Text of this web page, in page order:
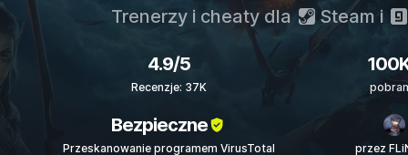
Trenerzy i cheaty dla Steam i
4.9/5
Recenzje: 37K
Bezpieczne
Przeskanowanie programem VirusTotal przez